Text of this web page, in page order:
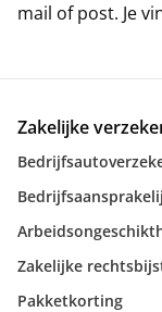
mail of post. Je
Zakelijke
Zakelijke
Pakketkorting